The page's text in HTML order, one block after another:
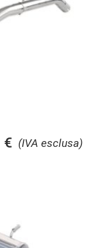
(IVA esclusa)
€